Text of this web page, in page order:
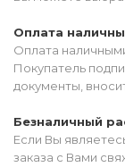
Оплата
Оплата
Покупатель
документы,
Безналичный
Если Вы
заказа с Вами